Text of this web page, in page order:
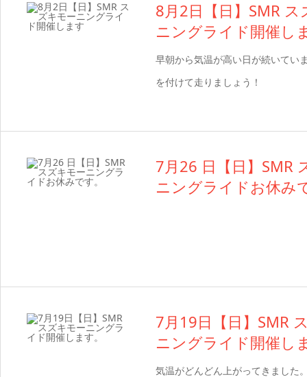
8月2日【日】SMR ス
ニングライド開催し
早朝から気温が高い日が続いてい
を付けて走りましょう！
7月26 日【日】SMR
ニングライドお休み
7月19日【日】SMR
ニングライド開催し
気温がどんどん上がってきました